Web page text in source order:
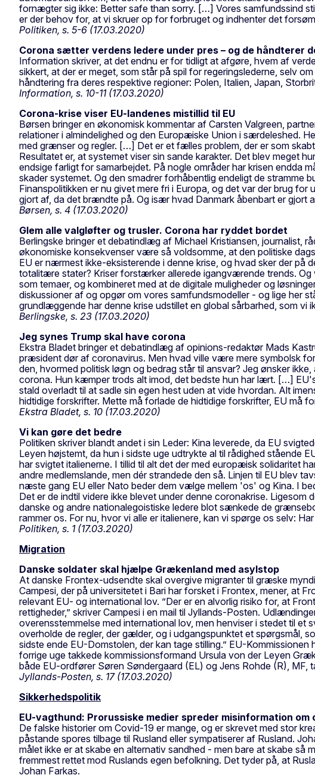
fornægter sig ikke: Better safe than sorry. […] Vores samfundssind
er der behov for, at vi skruer op for forbruget og indhenter det
Politiken, s. 5-6 (17.03.2020)
Corona sætter verdens ledere under pres – og de håndterer
Information skriver, at det endnu er for tidligt at afgøre, hvem af
sikkert, at der er meget, som står på spil for regeringslederne, selv
håndtering fra deres respektive regioner: Polen, Italien, Japan,
Information, s. 10-11 (17.03.2020)
Corona-krise viser EU-landenes mistillid til EU
Børsen bringer en økonomisk kommentar af Carsten Valgreen,
relationer i almindelighed og den Europæiske Union i særdeleshed.
med grænser og regler. […] Det er et fælles problem, der er som
Resultatet er, at systemet viser sin sande karakter. Det blev meget
endsige farligt for samarbejdet. På nogle områder har krisen endda
skader systemet. Og den smadrer forhåbentlig endeligt de stramme
Finanspolitikken er nu givet mere fri i Europa, og det var der brug
gjort af, da det brændte på. Og især hvad Danmark åbenbart er gjort
Børsen, s. 4 (17.03.2020)
Glem alle valgløfter og trusler. Corona har ryddet bordet
Berlingske bringer et debatindlæg af Michael Kristiansen, journalist,
økonomiske konsekvenser være så voldsomme, at den politiske
EU er nærmest ikke-eksisterende i denne krise, og hvad sker der på
totalitære stater? Kriser forstærker allerede igangværende trends.
som temaer, og kombineret med at de digitale muligheder og
diskussioner af og opgør om vores samfundsmodeller - og lige her
grundlæggende har denne krise udstillet en global sårbarhed, som vi
Berlingske, s. 23 (17.03.2020)
Jeg synes Trump skal have corona
Ekstra Bladet bringer et debatindlæg af opinions-redaktør Mads
præsident dør af coronavirus. Men hvad ville være mere symbolsk
den, hvormed politisk løgn og bedrag står til ansvar? Jeg ønsker
corona. Hun kæmper trods alt imod, det bedste hun har lært. […]
stald overladt til at sadle sin egen hest uden at vide hvordan. Alt
hidtidige forskrifter. Mette må forlade de hidtidige forskrifter, EU må
Ekstra Bladet, s. 10 (17.03.2020)
Vi kan gøre det bedre
Politiken skriver blandt andet i sin Leder: Kina leverede, da EU
Leyen højstemt, da hun i sidste uge udtrykte al til rådighed stående
har svigtet italienerne. I tillid til alt det der med europæisk solidaritet
andre medlemslande, men dér strandede den så. Linjen til EU blev
næste gang EU eller Nato beder dem vælge mellem 'os' og Kina. I
Det er de indtil videre ikke blevet under denne coronakrise.
danske og andre nationalegoistiske ledere blot sænkede de
rammer os. For nu, hvor vi alle er italienere, kan vi spørge os selv:
Politiken, s. 1 (17.03.2020)
Migration
Danske soldater skal hjælpe Grækenland med asylstop
At danske Frontex-udsendte skal overgive migranter til græske
Campesi, der på universitetet i Bari har forsket i Frontex, mener, at
relevant EU- og international lov. ”Der er en alvorlig risiko for, at
rettigheder,” skriver Campesi i en mail til Jyllands-Posten.
overensstemmelse med international lov, men henviser i stedet til
overholde de regler, der gælder, og i udgangspunktet et spørgsmål,
sidste ende EU-Domstolen, der kan tage stilling.” EU-
forrige uge takkede kommissionsformand Ursula von der Leyen
både EU-ordfører Søren Søndergaard (EL) og Jens Rohde (R),
Jyllands-Posten, s. 17 (17.03.2020)
Sikkerhedspolitik
EU-vagthund: Prorussiske medier spreder misinformation om
De falske historier om Covid-19 er mange, og er skrevet med stor
påstande spores tilbage til Rusland eller sympatiserer af Rusland.
målet ikke er at skabe en alternativ sandhed - men bare at skabe så
fremmest rettet mod Ruslands egen befolkning. Det tyder på, at
Johan Farkas.